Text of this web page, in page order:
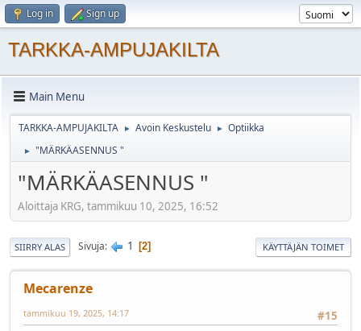
Log in Sign up
TARKKA-AMPUJAKILTA
Main Menu
TARKKA-AMPUJAKILTA ► Avoin Keskustelu ► Optiikka
► "MÄRKÄASENNUS "
"MÄRKÄASENNUS "
Aloittaja KRG, tammikuu 10, 2025, 16:52
SIIRRY ALAS Sivuja 1 2 KÄYTTÄJÄN TOIMET
Mecarenze
#15
tammikuu 19, 2025, 14:17